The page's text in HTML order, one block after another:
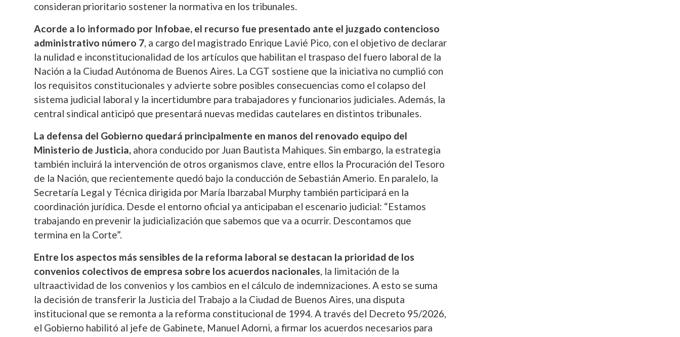
consideran prioritario sostener la normativa en los tribunales.
Acorde a lo informado por Infobae, el recurso fue presentado ante el juzgado contencioso
administrativo número 7, a cargo del magistrado Enrique Lavié Pico, con el objetivo de declarar
la nulidad e inconstitucionalidad de los artículos que habilitan el traspaso del fuero laboral de la
Nación a la Ciudad Autónoma de Buenos Aires. La CGT sostiene que la iniciativa no cumplió con
los requisitos constitucionales y advierte sobre posibles consecuencias como el colapso del
sistema judicial laboral y la incertidumbre para trabajadores y funcionarios judiciales. Además, la
central sindical anticipó que presentará nuevas medidas cautelares en distintos tribunales.
La defensa del Gobierno quedará principalmente en manos del renovado equipo del
Ministerio de Justicia, ahora conducido por Juan Bautista Mahiques. Sin embargo, la estrategia
también incluirá la intervención de otros organismos clave, entre ellos la Procuración del Tesoro
de la Nación, que recientemente quedó bajo la conducción de Sebastián Amerio. En paralelo, la
Secretaría Legal y Técnica dirigida por María Ibarzabal Murphy también participará en la
coordinación jurídica. Desde el entorno oficial ya anticipaban el escenario judicial: “Estamos
trabajando en prevenir la judicialización que sabemos que va a ocurrir. Descontamos que
termina en la Corte”.
Entre los aspectos más sensibles de la reforma laboral se destacan la prioridad de los
convenios colectivos de empresa sobre los acuerdos nacionales, la limitación de la
ultraactividad de los convenios y los cambios en el cálculo de indemnizaciones. A esto se suma
la decisión de transferir la Justicia del Trabajo a la Ciudad de Buenos Aires, una disputa
institucional que se remonta a la reforma constitucional de 1994. A través del Decreto 95/2026,
el Gobierno habilitó al jefe de Gabinete, Manuel Adorni, a firmar los acuerdos necesarios para